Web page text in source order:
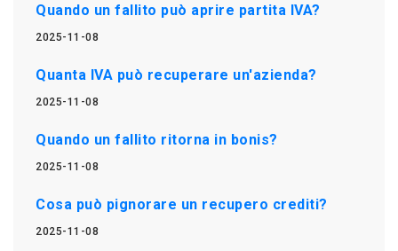
Quando un fallito può aprire partita IVA?
2025-11-08
Quanta IVA può recuperare un'azienda?
2025-11-08
Quando un fallito ritorna in bonis?
2025-11-08
Cosa può pignorare un recupero crediti?
2025-11-08